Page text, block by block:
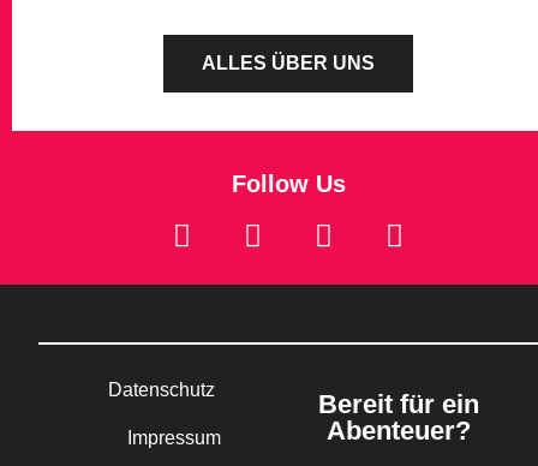
ALLES ÜBER UNS
Follow Us
Datenschutz
Impressum
Bereit für ein
Abenteuer?